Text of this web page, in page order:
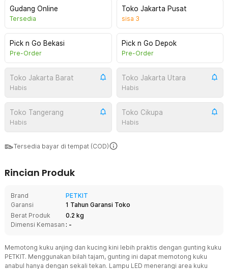
Gudang Online
Tersedia
Toko Jakarta Pusat
sisa 3
Pick n Go Bekasi
Pre-Order
Pick n Go Depok
Pre-Order
Toko Jakarta Barat
Habis
Toko Jakarta Utara
Habis
Toko Tangerang
Habis
Toko Cikupa
Habis
Tersedia bayar di tempat (COD)
Rincian Produk
Brand
PETKIT
Garansi
1 Tahun Garansi Toko
Berat Produk
0.2 kg
Dimensi Kemasan : -
Memotong kuku anjing dan kucing kini lebih praktis dengan gunting kuku
PETKIT. Menggunakan bilah tajam, gunting ini dapat memotong kuku
anabul hanya dengan sekali tekan. Lampu LED menerangi area kuku